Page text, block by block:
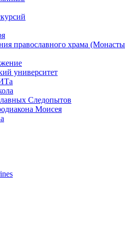
православного храма
университет
Следопытов
Моисея